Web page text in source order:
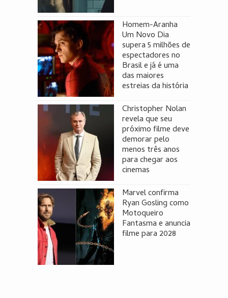
Homem-Aranha
Um Novo Dia
supera 5 milhões de
espectadores no
Brasil e já é uma
das maiores
estreias da história
Christopher Nolan
revela que seu
próximo filme deve
demorar pelo
menos três anos
para chegar aos
cinemas
Marvel confirma
Ryan Gosling como
Motoqueiro
Fantasma e anuncia
filme para 2028